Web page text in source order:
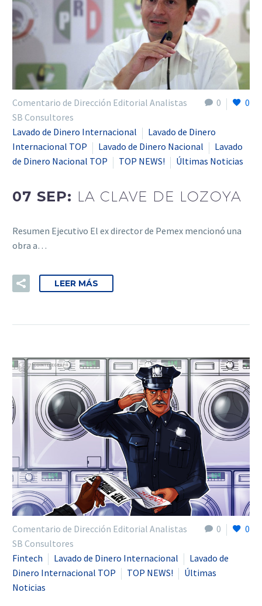
0 0
Comentario de Dirección Editorial Analistas
SB Consultores
Lavado de Dinero Internacional
Lavado de Dinero
Internacional TOP
Lavado de Dinero Nacional
Lavado
de Dinero Nacional TOP
TOP NEWS! Últimas Noticias
07 SEP: LA CLAVE DE LOZOYA
Resumen Ejecutivo El ex director de Pemex mencionó una
obra a…
LEER MÁS
0 0
Comentario de Dirección Editorial Analistas
SB Consultores
Fintech
Lavado de Dinero Internacional
Lavado de
Dinero Internacional TOP
TOP NEWS!
Últimas
Noticias